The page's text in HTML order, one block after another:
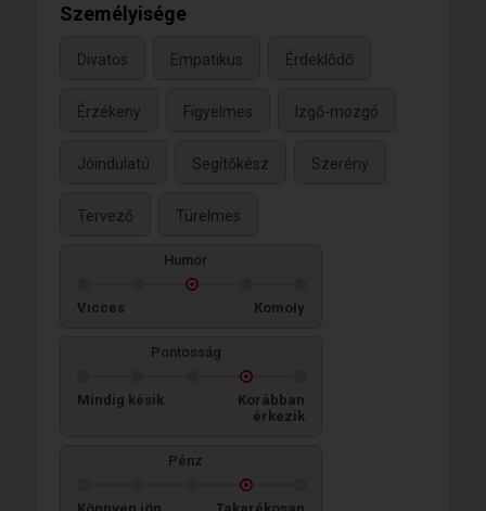
Személyisége
Divatos Empatikus Érdeklődő
Érzékeny Figyelmes Izgő-mozgó
Jóindulatú Segítőkész Szerény
Tervező Türelmes
Humor
Vicces Komoly
Pontosság
Mindig késik
Korábban
érkezik
Pénz